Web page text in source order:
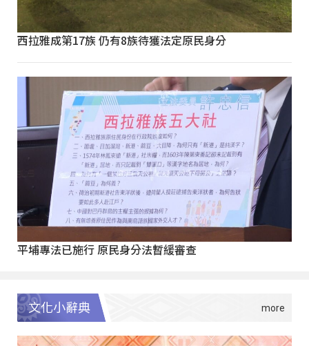
西拉雅成第17族 仍有8族待獲法定原民身分
平埔專法已施行 原民身分法暫緩審查
文化小辭典